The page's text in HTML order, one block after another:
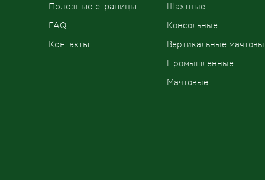
Полезные страницы
FAQ
Контакты
Шахтные
Консольные
Вертикальные
Промышленные
Мачтовые